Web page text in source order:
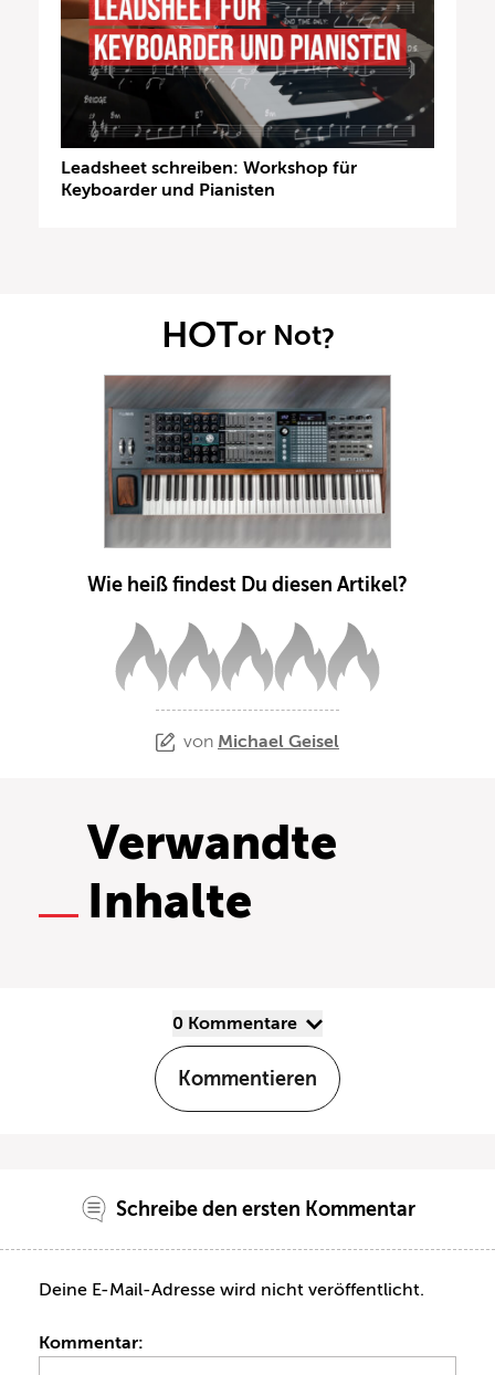
Leadsheet schreiben: Workshop für
Keyboarder und Pianisten
HOTor Not?
Wie heiß findest Du diesen Artikel?
von Michael Geisel
Verwandte
Inhalte
0 Kommentare
Kommentieren
Schreibe den ersten Kommentar
Deine E-Mail-Adresse wird nicht veröffentlicht.
Kommentar: